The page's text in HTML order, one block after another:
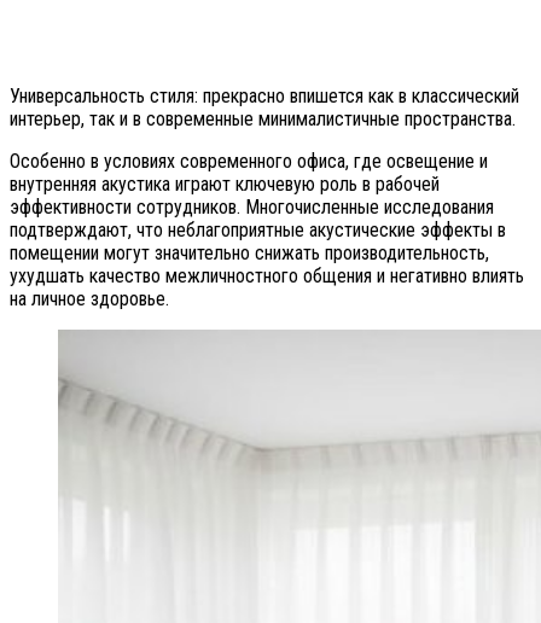
Универсальность стиля: прекрасно впишется как в классический
интерьер, так и в современные минималистичные пространства.
Особенно в условиях современного офиса, где освещение и
внутренняя акустика играют ключевую роль в рабочей
эффективности сотрудников. Многочисленные исследования
подтверждают, что неблагоприятные акустические эффекты в
помещении могут значительно снижать производительность,
ухудшать качество межличностного общения и негативно влиять
на личное здоровье.